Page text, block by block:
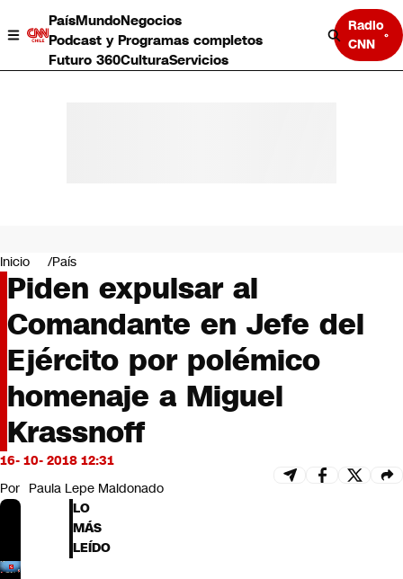
PaísMundoNegocios
Podcast y Programas completos
Futuro 360CulturaServicios
Radio
CNN
Negocios
Deportes
Programas completos
Cultura
Servicios
Bits
CNN Data
CNN tiempo
Futuro 360
Opinión
Inicio País
Piden expulsar al
Comandante en Jefe del
Ejército por polémico
homenaje a Miguel
Krassnoff
16- 10- 2018 12:31
Por Paula Lepe Maldonado
LO
MÁS
LEÍDO